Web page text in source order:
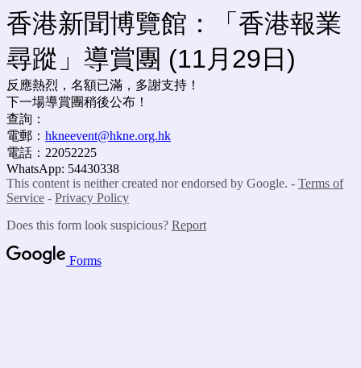
香港新聞博覽館：「香港報業
尋蹤」導賞團 (11月29日)
反應熱烈，名額已滿，多謝支持！
下一場導賞團稍後公布！
查詢：
電郵： hkneevent@hkne.org.hk
電話：22052225
WhatsApp: 54430338
This content is neither created nor endorsed by Google. - Terms of
Service - Privacy Policy
Does this form look suspicious? Report
Forms